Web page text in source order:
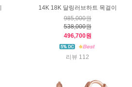
14K 18K 달링러브하트 목걸이
985,000원
538,000원
496,700원
리뷰 112